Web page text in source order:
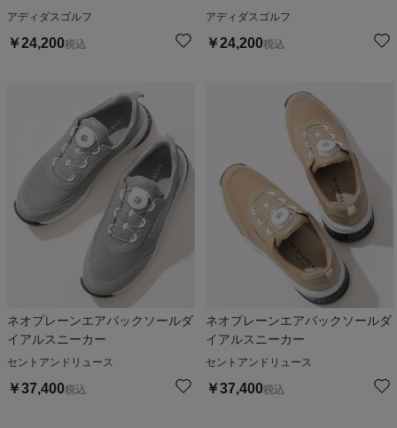
ズ
アディダスゴルフ
￥24,200税込
ズ
アディダスゴルフ
￥24,200税込
ネオプレーンエアバックソールダ
イアルスニーカー
セントアンドリュース
￥37,400税込
ネオプレーンエアバックソールダ
イアルスニーカー
セントアンドリュース
￥37,400税込